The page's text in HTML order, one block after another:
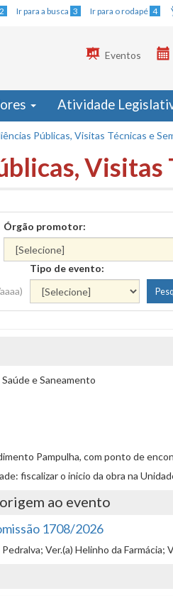
2 Ir para a busca 3 Ir para o rodapé 4
Eventos
Atividade
Públicas, Visitas Técnicas e
Visitas
Órgão promotor:
Tipo de evento:
e Saneamento
Pampulha, com ponto de
fiscalizar o inicio da obra na
ao evento
1708/2026
Ver.(a) Helinho da Farmácia;